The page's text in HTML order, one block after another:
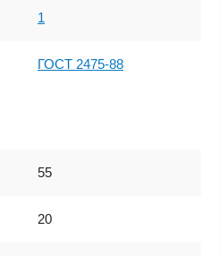
1
ГОСТ 2475-88
55
20